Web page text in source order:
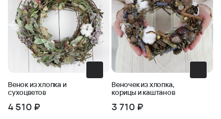
Венок из хлопка и
сухоцветов
4 510 ₽
Веночек из хлопка,
корицы и каштанов
3 710 ₽